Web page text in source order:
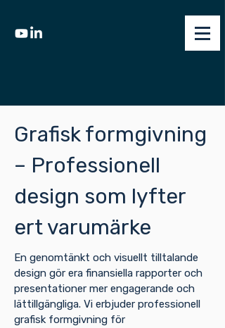
Grafisk formgivning
– Professionell
design som lyfter
ert varumärke
En genomtänkt och visuellt tilltalande
design gör era finansiella rapporter och
presentationer mer engagerande och
lättillgängliga. Vi erbjuder professionell
grafisk formgivning för